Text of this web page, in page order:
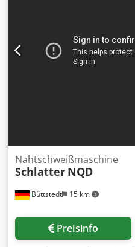
Adqok - Nippel- &
Prüfbecken (Wasser)
Radiatoren Schweißlinie
Büttstedt 15 km
Nahtschweißmaschine
Schlatter NQD
Preisinfo